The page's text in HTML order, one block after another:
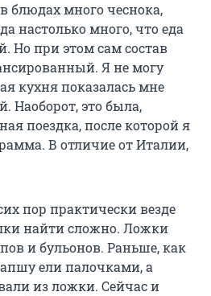
блюдах много чеснока,
настолько много, что еда
Но при этом сам состав
Я не могу
кухня показалась мне
Наоборот, это была,
поездка, после которой я
В отличие от Италии,
пор практически везде
найти сложно. Ложки
и бульонов. Раньше, как
ели палочками, а
из ложки. Сейчас и